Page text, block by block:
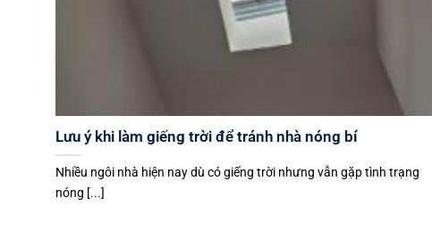
Lưu ý khi làm giếng trời để tránh nhà nóng bí
Nhiều ngôi nhà hiện nay dù có giếng trời nhưng vẫn gặp tình trạng
nóng [...]